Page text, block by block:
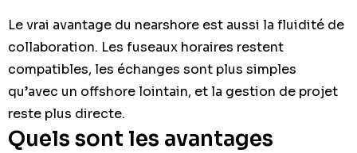
Le vrai avantage du nearshore est aussi la fluidité de
collaboration. Les fuseaux horaires restent
compatibles, les échanges sont plus simples
qu’avec un offshore lointain, et la gestion de projet
reste plus directe.
Quels sont les avantages